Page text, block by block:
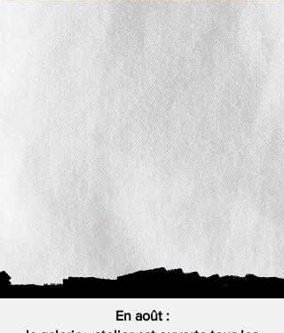
En août :